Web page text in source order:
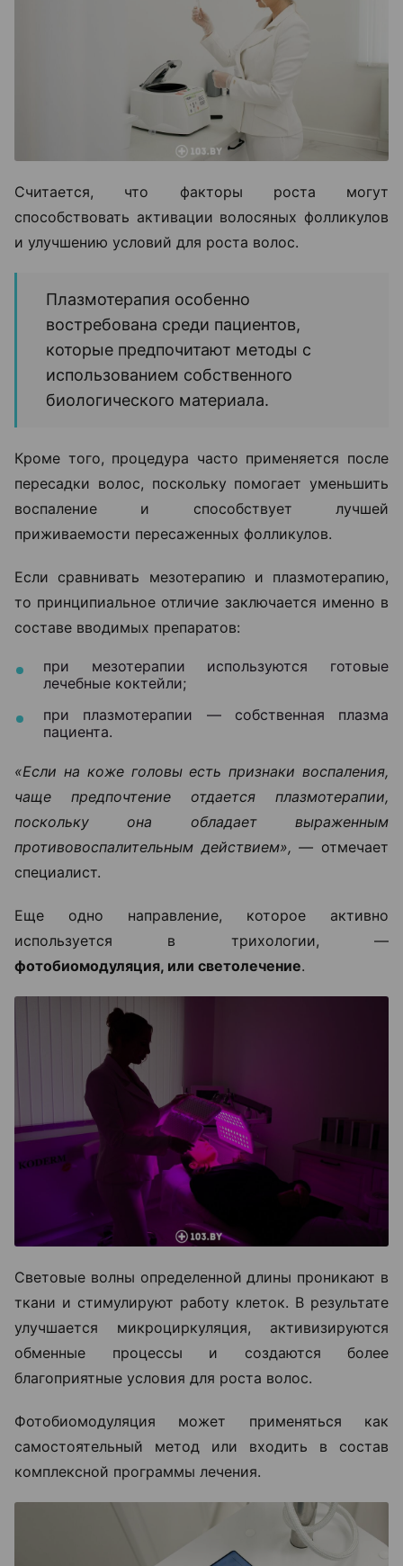
Считается, что факторы роста могут
способствовать активации волосяных фолликулов
и улучшению условий для роста волос.
Плазмотерапия особенно
востребована среди пациентов,
которые предпочитают методы с
использованием собственного
биологического материала.
Кроме того, процедура часто применяется после
пересадки волос, поскольку помогает уменьшить
воспаление и способствует лучшей
приживаемости пересаженных фолликулов.
Если сравнивать мезотерапию и плазмотерапию,
то принципиальное отличие заключается именно в
составе вводимых препаратов:
при мезотерапии используются готовые
лечебные коктейли;
при плазмотерапии — собственная плазма
пациента.
«Если на коже головы есть признаки воспаления,
чаще предпочтение отдается плазмотерапии,
поскольку она обладает выраженным
противовоспалительным действием», — отмечает
специалист.
Еще одно направление, которое активно
используется в трихологии, —
фотобиомодуляция, или светолечение.
Световые волны определенной длины проникают в
ткани и стимулируют работу клеток. В результате
улучшается микроциркуляция, активизируются
обменные процессы и создаются более
благоприятные условия для роста волос.
Фотобиомодуляция может применяться как
самостоятельный метод или входить в состав
комплексной программы лечения.